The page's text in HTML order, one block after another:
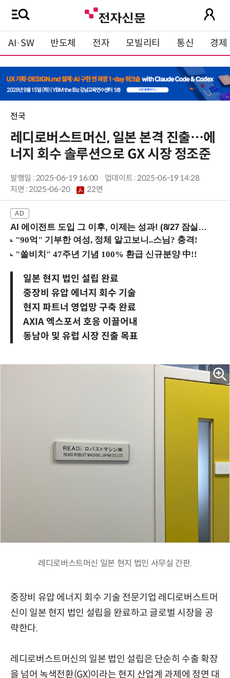
AI·SW 반도체 전자 모빌리티 통신 경제
전국
레디로버스트머신, 일본 본격 진출…에
너지 회수 솔루션으로 GX 시장 정조준
발행일 : 2025-06-19 16:00
업데이트 : 2025-06-19 14:28
지면 :2025-06-20 22면
AI 에이전트 도입 그 이후, 이제는 성과! (8/27 잠실역)
일본 현지 법인 설립 완료
중장비 유압 에너지 회수 기술
현지 파트너 영업망 구축 완료
AXIA 엑스포서 호응 이끌어내
동남아 및 유럽 시장 진출 목표
레디로버스트머신 일본 현지 법인 사무실 간판.
중장비 유압 에너지 회수 기술 전문기업 레디로버스트머
신이 일본 현지 법인 설립을 완료하고 글로벌 시장을 공
략한다.
레디로버스트머신의 일본 법인 설립은 단순히 수출 확장
을 넘어 녹색전환(GX)이라는 현지 산업계 과제에 정면 대